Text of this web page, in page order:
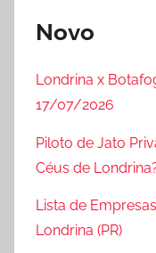
Novo
Londrina x
17/07/2026
Piloto de Jato
Céus de
Lista de
Londrina (PR)